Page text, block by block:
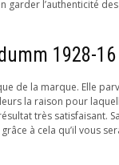
l’authenticité
1928-16
de la marque. Elle
la raison pour
très satisfaisant.
à cela qu’il vous